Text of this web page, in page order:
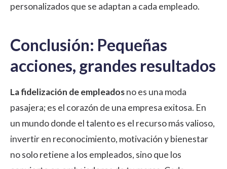
personalizados que se adaptan a cada empleado.
Conclusión: Pequeñas
acciones, grandes resultados
La fidelización de empleadosno es una moda
pasajera; es el corazón de una empresa exitosa. En
un mundo donde el talento es el recurso más valioso,
invertir en reconocimiento, motivación y bienestar
no solo retiene a los empleados, sino que los